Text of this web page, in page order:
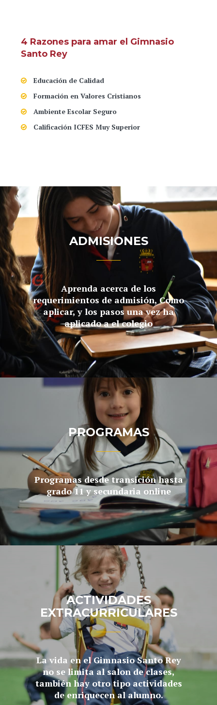
4 Razones para amar el Gimnasio
Santo Rey
Educación de Calidad
Formación en Valores Cristianos
Ambiente Escolar Seguro
Calificación ICFES Muy Superior
ADMISIONES
Aprenda acerca de los
requerimientos de admisión, Como
aplicar, y los pasos una vez ha
aplicado a el colegio
PROGRAMAS
Programas desde transición hasta
grado 11 y secundaria online
ACTIVIDADES
EXTRACURRICULARES
La vida en el Gimnasio Santo Rey
no se limita al salon de clases,
también hay otro tipo actividades
de enriquecen al alumno.